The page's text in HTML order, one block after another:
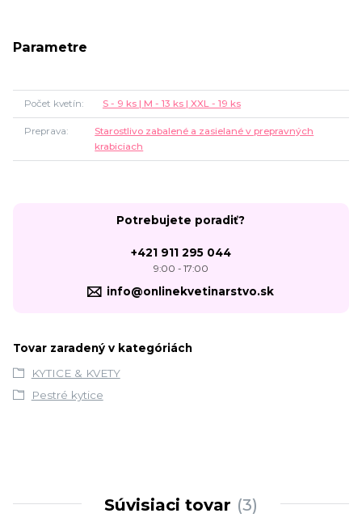
Parametre
Počet kvetín S - 9 ks | M - 13 ks | XXL - 19 ks
Preprava
Starostlivo zabalené a zasielané v prepravných
krabiciach
Potrebujete poradiť?
+421 911 295 044
9:00 - 17:00
info@onlinekvetinarstvo.sk
Tovar zaradený v kategóriách
KYTICE & KVETY
Pestré kytice
Súvisiaci tovar 3